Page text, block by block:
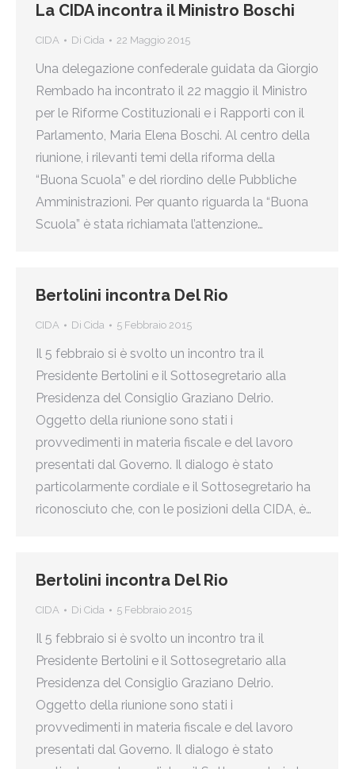
La CIDA incontra il Ministro Boschi
CIDA Di Cida 22 Maggio 2015
Una delegazione confederale guidata da Giorgio
Rembado ha incontrato il 22 maggio il Ministro
per le Riforme Costituzionali e i Rapporti con il
Parlamento, Maria Elena Boschi. Al centro della
riunione, i rilevanti temi della riforma della
“Buona Scuola” e del riordino delle Pubbliche
Amministrazioni. Per quanto riguarda la “Buona
Scuola” è stata richiamata l’attenzione…
Bertolini incontra Del Rio
CIDA Di Cida 5 Febbraio 2015
Il 5 febbraio si è svolto un incontro tra il
Presidente Bertolini e il Sottosegretario alla
Presidenza del Consiglio Graziano Delrio.
Oggetto della riunione sono stati i
provvedimenti in materia fiscale e del lavoro
presentati dal Governo. Il dialogo è stato
particolarmente cordiale e il Sottosegretario ha
riconosciuto che, con le posizioni della CIDA, è…
Bertolini incontra Del Rio
CIDA Di Cida 5 Febbraio 2015
Il 5 febbraio si è svolto un incontro tra il
Presidente Bertolini e il Sottosegretario alla
Presidenza del Consiglio Graziano Delrio.
Oggetto della riunione sono stati i
provvedimenti in materia fiscale e del lavoro
presentati dal Governo. Il dialogo è stato